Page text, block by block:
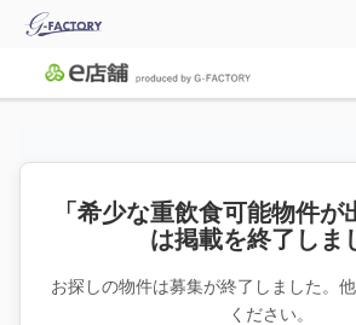
「希少な重飲食可能物件が
は掲載を終了しま
お探しの物件は募集が終了しました。
ください。